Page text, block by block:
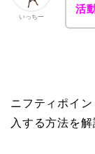
いっちー
活
ニフティポイ
入する方法を解